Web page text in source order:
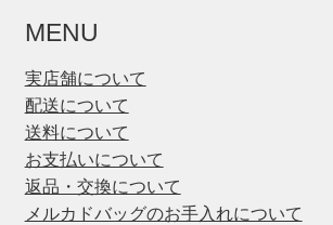
MENU
実店舗について
配送について
送料について
お支払いについて
返品・交換について
メルカドバッグのお手入れについて